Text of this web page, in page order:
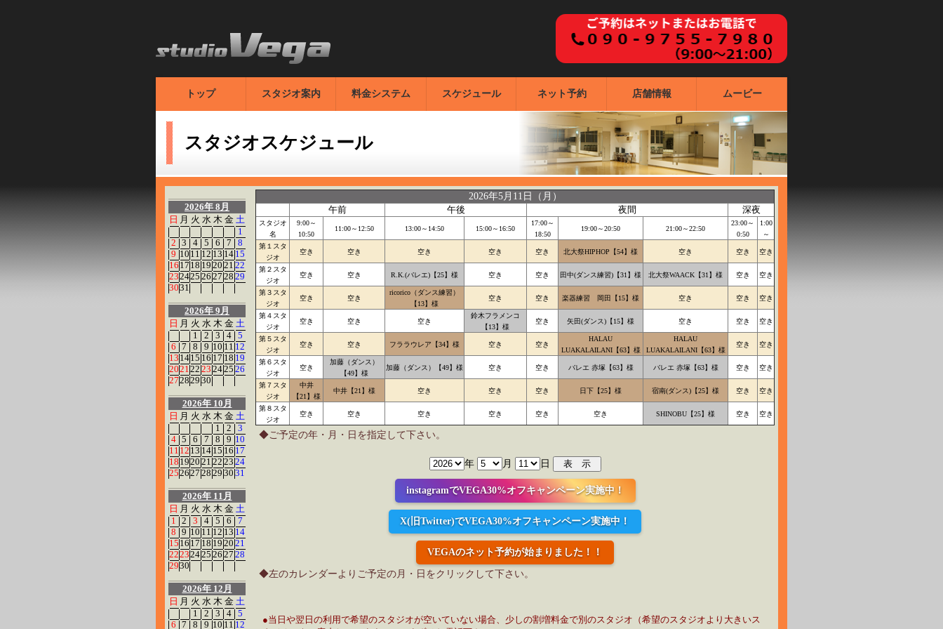
トップ スタジオ案内 料金システム スケジュール ネット予約 店舗情報 ムービー
スタジオスケジュール
2026年5月11日（月）
午前
午後 夜間 深夜
スタジオ
名
9:00～
10:50
11:00～12:50 13:00～14:50 15:00～16:50
17:00～
18:50
19:00～20:50 21:00～22:50
23:00～
0:50
1:00
～
第１スタ
ジオ
空き 空き 空き 空き 空き 北大祭HIPHOP【54】様 空き 空き 空き
第２スタ
ジオ
空き 空き R.K.(バレエ)【25】様 空き 空き 田中(ダンス練習)【31】様 北大祭WAACK【31】様 空き 空き
第３スタ
ジオ
空き 空き
ricorico（ダンス練習）
【13】様
空き 空き 楽器練習 岡田【15】様 空き 空き 空き
第４スタ
ジオ
空き 空き 空き
鈴木フラメンコ
【13】様
空き 矢田(ダンス)【15】様 空き 空き 空き
第５スタ
ジオ
空き 空き フララウレア【34】様 空き 空き
HALAU
LUAKALAILANI【63】様
HALAU
LUAKALAILANI【63】様
空き 空き
第６スタ
ジオ
空き
加藤（ダンス）
【49】様
加藤（ダンス）【49】様 空き 空き バレエ 赤塚【63】様 バレエ 赤塚【63】様 空き 空き
第７スタ
ジオ
中井
【21】様
中井【21】様 空き 空き 空き 日下【25】様 宿南(ダンス)【25】様 空き 空き
第８スタ
ジオ
空き 空き 空き 空き 空き 空き SHINOBU【25】様 空き 空き
◆ご予定の年・月・日を指定して下さい。
年 月 日
instagramでVEGA30%オフキャンペーン実施中！
X(旧Twitter)でVEGA30%オフキャンペーン実施中！
VEGAのネット予約が始まりました！！
◆左のカレンダーよりご予定の月・日をクリックして下さい。
●当日や翌日の利用で希望のスタジオが空いていない場合、少しの割増料金で別のスタジオ（希望のスタジオより大きいス
2026年 8月
日 月 火 水 木 金 土
1
2 3 4 5 6 7
8
9 10 11 12 13 14 15
1617 18 19 20 21 22
232425 26 27 28 29
3031
2026年 9月
日 月 火 水 木 金 土
1
2 3 4
5
6 7 8 9 10 11 12
131415 16 17 18 19
2021 22 23 2425 26
272829 30
2026年 10月
日 月 火 水 木 金 土
1
2
3
4 5 6 7 8 9 10
11 12 13 14 15 16 17
181920 21 22 23 24
252627 28 29 30 31
2026年 11月
日 月 火 水 木 金 土
1
2 3 4 5 6
7
8 9 10 11 12 13 14
1516 17 18 19 20 21
22232425 26 27 28
2930
2026年 12月
日 月 火 水 木 金 土
1
2 3 4
5
6 7 8 9 10 11 12